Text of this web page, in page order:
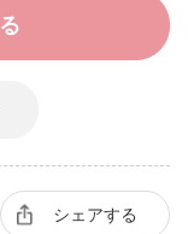
シェアする